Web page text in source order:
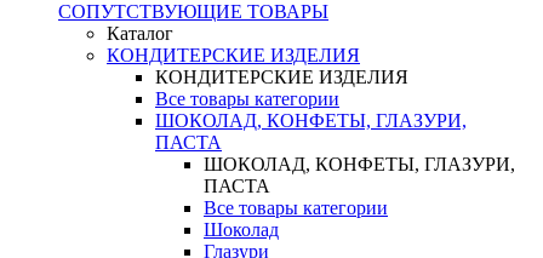
СОПУТСТВУЮЩИЕ ТОВАРЫ
Каталог
КОНДИТЕРСКИЕ ИЗДЕЛИЯ
КОНДИТЕРСКИЕ ИЗДЕЛИЯ
Все товары категории
ШОКОЛАД, КОНФЕТЫ, ГЛАЗУРИ,
ПАСТА
ШОКОЛАД, КОНФЕТЫ, ГЛАЗУРИ,
ПАСТА
Все товары категории
Шоколад
Глазури